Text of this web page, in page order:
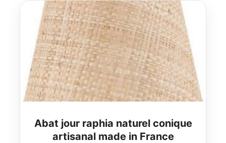
Abat jour raphia naturel conique
artisanal made in France
Ce
produit
plusieurs
variations.
Les
options
peuvent
choisies